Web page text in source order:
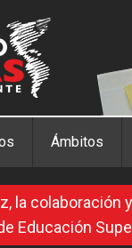
Ámbitos
la colaboración
Educación